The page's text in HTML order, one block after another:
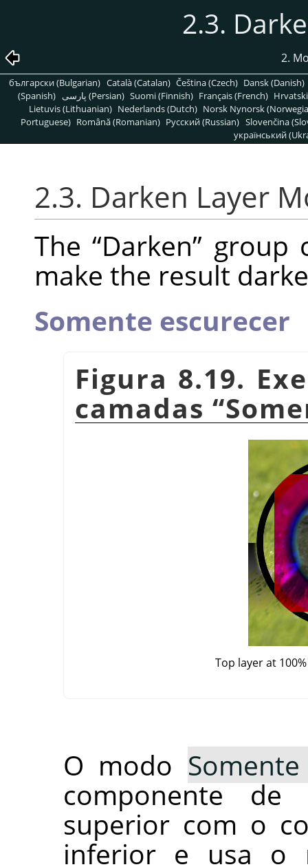
2.3.
2.
български (Bulgarian) Català (Catalan) Čeština (Czech) Dansk (Danish)
(Spanish)
پارسی (Persian) Suomi (Finnish) Français (French)
Lietuvis (Lithuanian) Nederlands (Dutch) Norsk Nynorsk
Portuguese) Română (Romanian) Pусский (Russian) Slovenčina
український
2.3. Darken Layer
The“Darken” group
make the result
Somente escurecer
Figura 8.19.
camadas “
Top layer at
O modo
componente
superior com o
inferior e usa o